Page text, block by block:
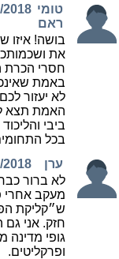
טומי
ראם
2018
בושה! איזו
את
חסרי הכרת
באמת
לא יעזור
האמת תצא
ביבי
בכל
ערן
2018
לא ברור
מעקב אחרי
ש״קליקת
חזק. אני גם
גופי מדינה
ופרקליטים.